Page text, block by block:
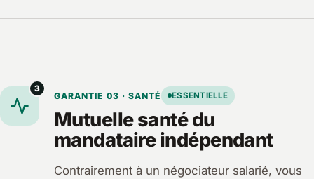
3
GARANTIE 03 · SANTÉ ESSENTIELLE
Mutuelle santé du
mandataire indépendant
Contrairement à un négociateur salarié, vous